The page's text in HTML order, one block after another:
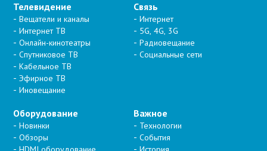
Телевидение
Вещатели и каналы
Интернет ТВ
Онлайн-кинотеатры
Спутниковое ТВ
Кабельное ТВ
Эфирное ТВ
Иновещание
Связь
Интернет
5G, 4G, 3G
Радиовещание
Социальные сети
Оборудование
Новинки
Обзоры
Важное
Технологии
События